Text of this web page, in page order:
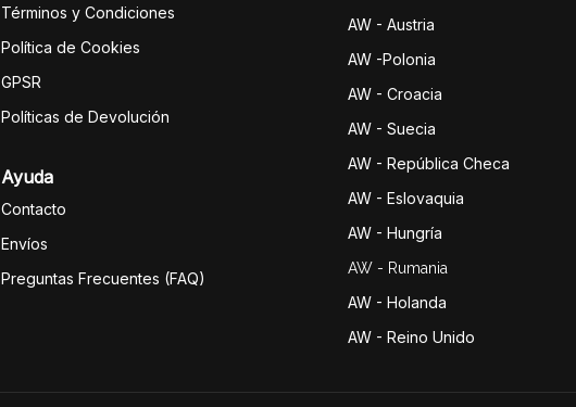
Términos y Condiciones
Política de Cookies
GPSR
Políticas de Devolución
Ayuda
Contacto
Envíos
Preguntas Frecuentes (FAQ)
AW - Austria
AW -Polonia
AW - Croacia
AW - Suecia
AW - República Checa
AW - Eslovaquia
AW - Hungría
AW - Rumania
AW - Holanda
AW - Reino Unido